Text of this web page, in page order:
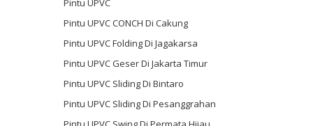
Pintu UPVC
Pintu UPVC CONCH Di Cakung
Pintu UPVC Folding Di Jagakarsa
Pintu UPVC Geser Di Jakarta Timur
Pintu UPVC Sliding Di Bintaro
Pintu UPVC Sliding Di Pesanggrahan